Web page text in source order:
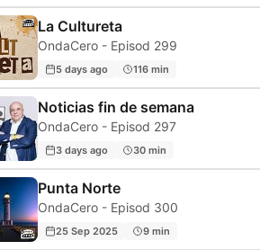
La Cultureta
OndaCero - Episod 299
5 days ago 116 min
Noticias fin de semana
OndaCero - Episod 297
3 days ago 30 min
Punta Norte
OndaCero - Episod 300
25 Sep 2025 9 min